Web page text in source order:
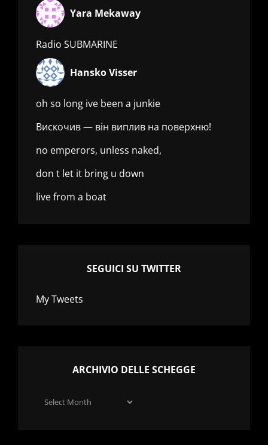
Yara Mekaway
Radio SUBMARINE
Hansko Visser
oh so long ive been a junkie
Вискочив — він виплив на поверхню!
no emperors, unless naked,
don t let it bring u down
live from a boat
SEGUICI SU TWITTER
My Tweets
ARCHIVIO DELLE SCHEGGE
Archivio